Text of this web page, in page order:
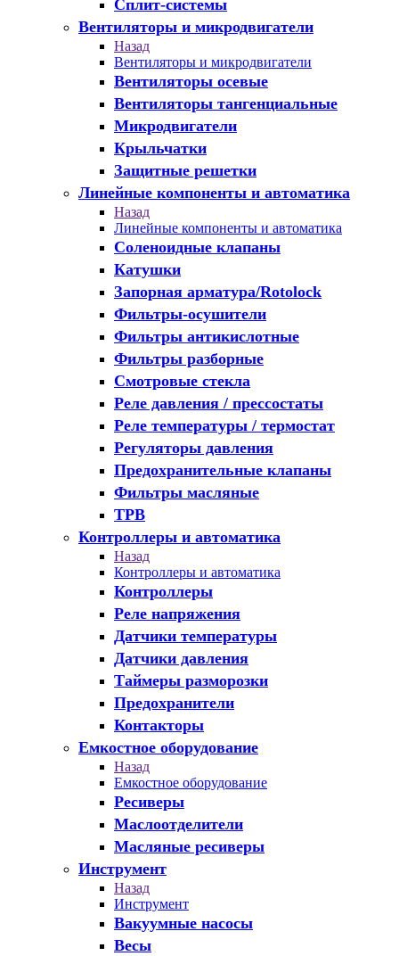
Сплит-системы
Вентиляторы и микродвигатели
Назад
Вентиляторы и микродвигатели
Вентиляторы осевые
Вентиляторы тангенциальные
Микродвигатели
Крыльчатки
Защитные решетки
Линейные компоненты и автоматика
Назад
Линейные компоненты и автоматика
Соленоидные клапаны
Катушки
Запорная арматура/Rotolock
Фильтры-осушители
Фильтры антикислотные
Фильтры разборные
Смотровые стекла
Реле давления / прессостаты
Реле температуры / термостат
Регуляторы давления
Предохранительные клапаны
Фильтры масляные
ТРВ
Контроллеры и автоматика
Назад
Контроллеры и автоматика
Контроллеры
Реле напряжения
Датчики температуры
Датчики давления
Таймеры разморозки
Предохранители
Контакторы
Емкостное оборудование
Назад
Емкостное оборудование
Ресиверы
Маслоотделители
Масляные ресиверы
Инструмент
Назад
Инструмент
Вакуумные насосы
Весы